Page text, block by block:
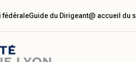
fédéraleGuide du Dirigeant@ accueil du